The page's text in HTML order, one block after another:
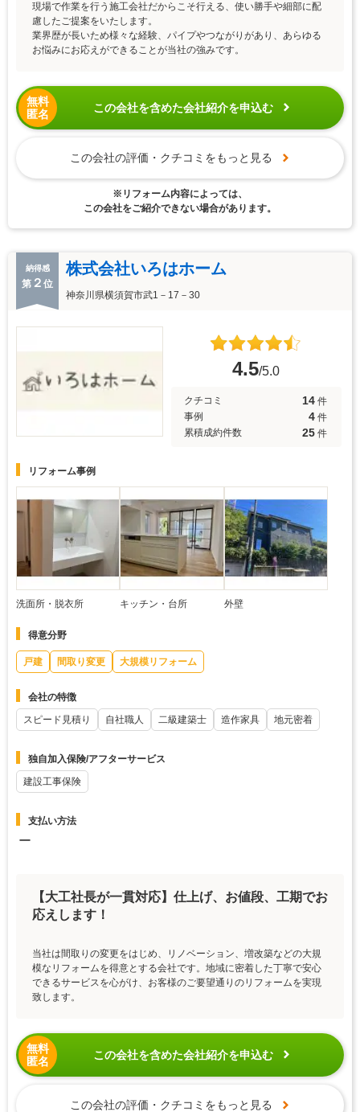
現場で作業を行う施工会社だからこそ行える、使い勝手や細部に配
慮したご提案をいたします。
業界歴が長いため様々な経験、パイプやつながりがあり、あらゆる
お悩みにお応えができることが当社の強みです。
無料
匿名
この会社を含めた会社紹介を申込む
この会社の評価・クチコミをもっと見る
※リフォーム内容によっては、
この会社をご紹介できない場合があります。
納得感
第 ２ 位
株式会社いろはホーム
神奈川県横須賀市武1－17－30
4.5/5.0
クチコミ 14 件
事例
4 件
累積成約件数
25 件
リフォーム事例
洗面所・脱衣所 キッチン・台所 外壁
得意分野
戸建 間取り変更 大規模リフォーム
会社の特徴
スピード見積り
自社職人 二級建築士 造作家具 地元密着
独自加入保険/アフターサービス
建設工事保険
支払い方法
ー
【大工社長が一貫対応】仕上げ、お値段、工期でお
応えします！
当社は間取りの変更をはじめ、リノベーション、増改築などの大規
模なリフォームを得意とする会社です。地域に密着した丁寧で安心
できるサービスを心がけ、お客様のご要望通りのリフォームを実現
致します。
無料
匿名
この会社を含めた会社紹介を申込む
この会社の評価・クチコミをもっと見る